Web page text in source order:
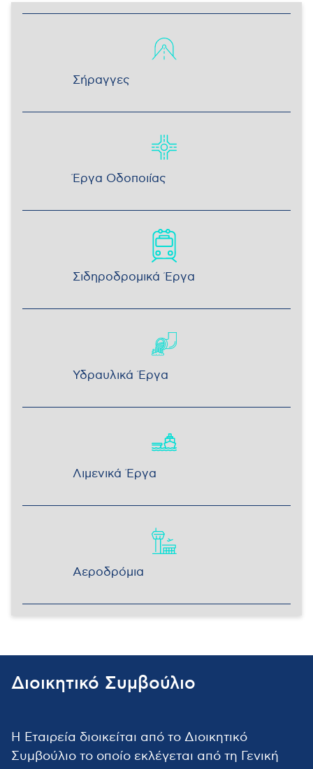
Σήραγγες
Έργα Οδοποιίας
Σιδηροδρομικά Έργα
Υδραυλικά Έργα
Λιμενικά Έργα
Αεροδρόμια
Διοικητικό Συμβούλιο
Η Εταιρεία διοικείται από το Διοικητικό
Συμβούλιο το οποίο εκλέγεται από τη Γενική